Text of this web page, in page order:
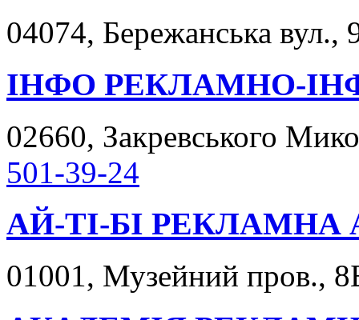
04074, Бережанська вул.,
ІНФО РЕКЛАМНО-
02660, Закревського
501-39-24
АЙ-ТІ-БІ РЕКЛАМНА
01001, Музейний пров.,